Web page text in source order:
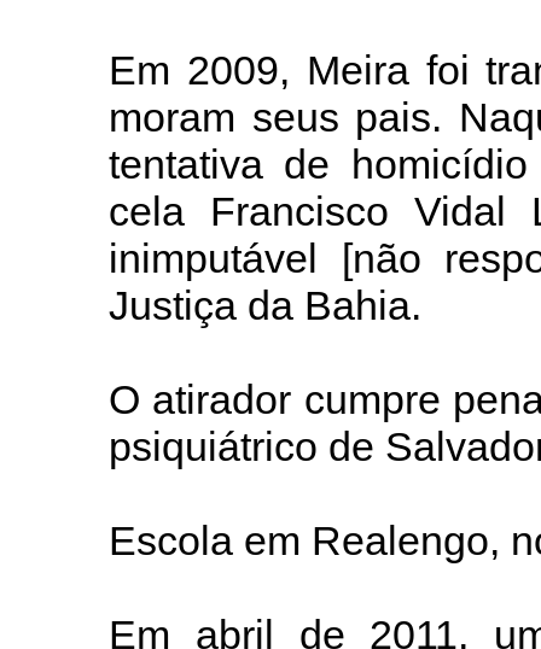
Em 2009, Meira foi
moram seus pais.
tentativa de
cela Francisco Vidal
inimputável [não
Justiça da Bahia.
O atirador cumpre
psiquiátrico de
Escola em Realengo,
Em abril de 2011,